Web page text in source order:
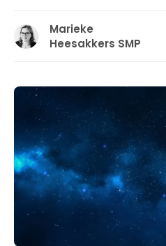
Marieke
Heesakkers SMP